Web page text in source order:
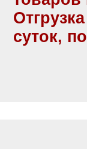
суток,